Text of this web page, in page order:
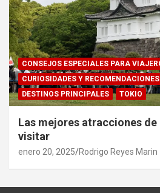
CONSEJOS ESPECIALES PARA
CURIOSIDADES Y RECOMENDACIONES
DESTINOS PRINCIPALES
TOKIO
Las mejores atracciones de
visitar
enero 20, 2025 Rodrigo Reyes Marin